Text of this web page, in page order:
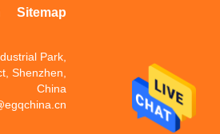
Sitemap
Park,
Shenzhen,
China